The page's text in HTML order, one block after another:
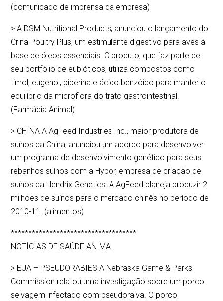
(comunicado de imprensa da empresa)
> A DSM Nutritional Products, anunciou o lançamento do
Crina Poultry Plus, um estimulante digestivo para aves à
base de óleos essenciais. O produto, que faz parte de
seu portfólio de eubióticos, utiliza compostos como
timol, eugenol, piperina e ácido benzóico para manter o
equilíbrio da microflora do trato gastrointestinal.
(Farmácia Animal)
> CHINA A AgFeed Industries Inc., maior produtora de
suínos da China, anunciou um acordo para desenvolver
um programa de desenvolvimento genético para seus
rebanhos suínos com a Hypor, empresa de criação de
suínos da Hendrix Genetics. A AgFeed planeja produzir 2
milhões de suínos para o mercado chinês no período de
2010-11. (alimentos)
************************************
NOTÍCIAS DE SAÚDE ANIMAL
> EUA – PSEUDORABIES A Nebraska Game & Parks
Commission relatou uma investigação sobre um porco
selvagem infectado com pseudoraiva. O porco